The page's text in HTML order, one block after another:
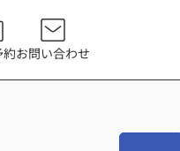
約お問い合わせ